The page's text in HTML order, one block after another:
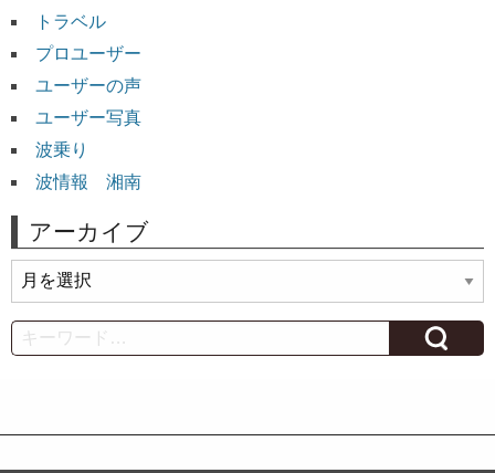
トラベル
プロユーザー
ユーザーの声
ユーザー写真
波乗り
波情報 湘南
アーカイブ
ー
カ
イ
Search